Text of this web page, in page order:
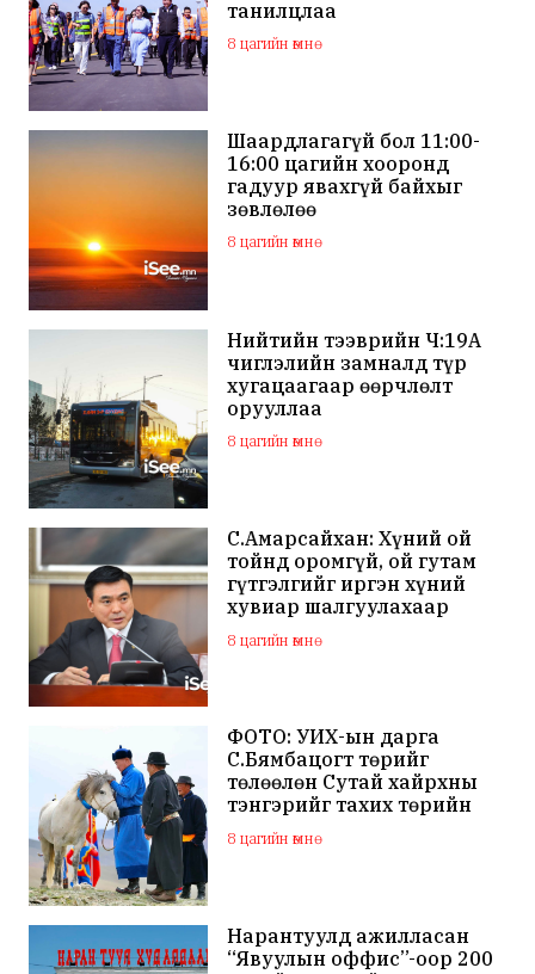
танилцлаа
8 цагийн өмнө
Шаардлагагүй бол 11:00-
16:00 цагийн хооронд
гадуур явахгүй байхыг
зөвлөлөө
8 цагийн өмнө
Нийтийн тээврийн Ч:19А
чиглэлийн замналд түр
хугацаагаар өөрчлөлт
орууллаа
8 цагийн өмнө
С.Амарсайхан: Хүний ой
тойнд оромгүй, ой гутам
гүтгэлгийг иргэн хүний
хувиар шалгуулахаар
хуулийн байгууллагад
хандсан
8 цагийн өмнө
ФОТО: УИХ-ын дарга
С.Бямбацогт төрийг
төлөөлөн Сутай хайрхны
тэнгэрийг тахих төрийн
тахилгад оролцлоо
8 цагийн өмнө
Нарантуулд ажилласан
“Явуулын оффис”-оор 200